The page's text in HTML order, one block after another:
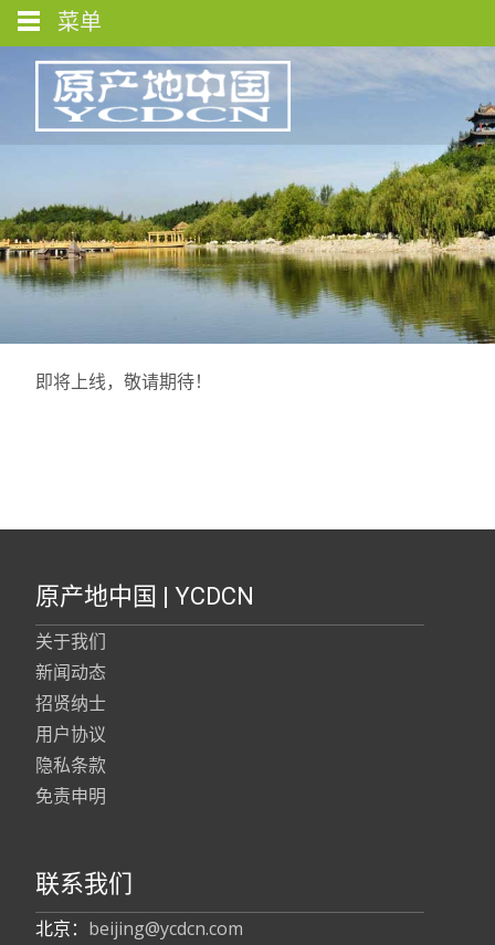
即将上线，敬请期待！
原产地中国 | YCDCN
关于我们
新闻动态
招贤纳士
用户协议
隐私条款
免责申明
联系我们
北京： beijing@ycdcn.com
菜单